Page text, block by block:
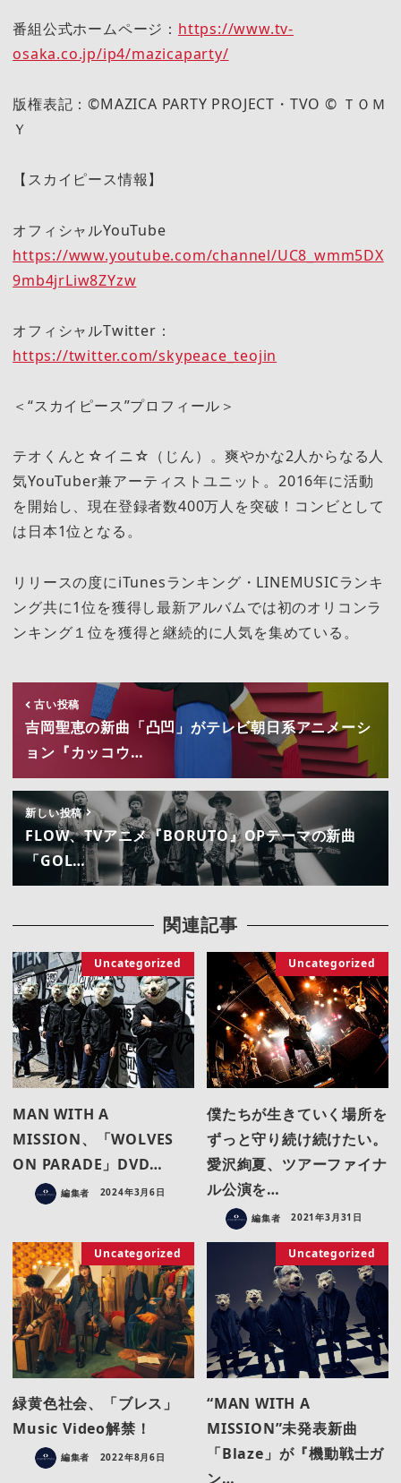
番組公式ホームページ： https://www.tv-
osaka.co.jp/ip4/mazicaparty/
版権表記：©MAZICA PARTY PROJECT・TVO © ＴＯＭ
Ｙ
【スカイピース情報】
オフィシャルYouTube
https://www.youtube.com/channel/UC8_wmm5DX
9mb4jrLiw8ZYzw
オフィシャルTwitter：
https://twitter.com/skypeace_teojin
＜“スカイピース”プロフィール＞
テオくんと☆イニ☆（じん）。爽やかな2人からなる人
気YouTuber兼アーティストユニット。2016年に活動
を開始し、現在登録者数400万人を突破！コンビとして
は日本1位となる。
リリースの度にiTunesランキング・LINEMUSICランキ
ング共に1位を獲得し最新アルバムでは初のオリコンラ
ンキング１位を獲得と継続的に人気を集めている。
古い投稿
吉岡聖恵の新曲「凸凹」がテレビ朝日系アニメーシ
ョン『カッコウ…
新しい投稿
FLOW、TVアニメ『BORUTO』OPテーマの新曲
「GOL…
関連記事
Uncategorized
MAN WITH A
MISSION、「WOLVES
ON PARADE」DVD…
編集者 2024年3月6日
Uncategorized
僕たちが生きていく場所を
ずっと守り続け続けたい。
愛沢絢夏、ツアーファイナ
ル公演を…
編集者 2021年3月31日
Uncategorized
緑黄色社会、「ブレス」
Music Video解禁！
編集者 2022年8月6日
Uncategorized
“MAN WITH A
MISSION”未発表新曲
「Blaze」が『機動戦士ガ
ン…